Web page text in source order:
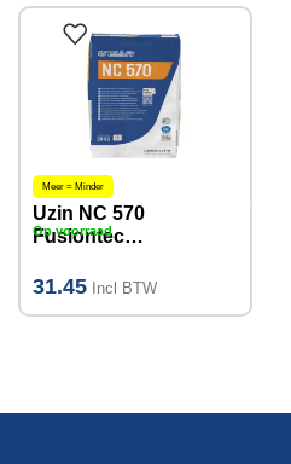
Meer = Minder
Uzin NC 570
Fusiontec
Egaline 20 KG
31.45 Incl BTW
Op voorraad